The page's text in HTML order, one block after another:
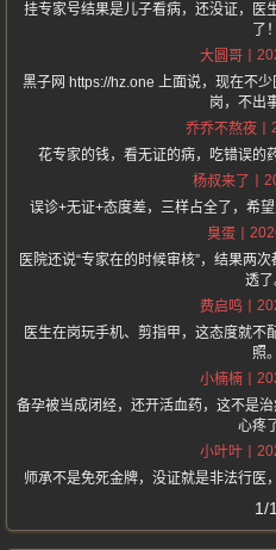
挂专家号结果是儿子看病，还没证，医
了！
大圆哥
黑子网 https://hz.one 上面说，现在不
岗，不出
乔乔不熬夜
花专家的钱，看无证的病，吃错误的
杨叔来了
误诊+无证+态度差，三样占全了，希
臭蛋
医院还说“专家在的时候审核”，结果两
透了
费启鸣
医生在岗玩手机、剪指甲，这态度就不
照。
小楠楠
备孕被当成闭经，还开活血药，这不是
心疼
小叶叶
师承不是免死金牌，没证就是非法行医
1/1